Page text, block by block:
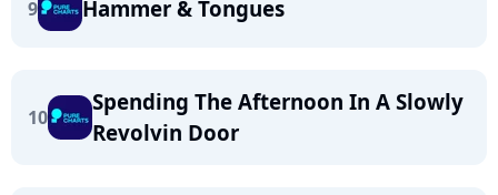
9 Hammer & Tongues
10
Spending The Afternoon In A Slowly
Revolvin Door